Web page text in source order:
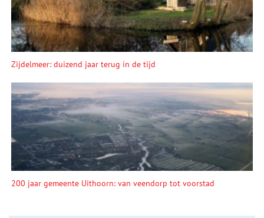
Zijdelmeer: duizend jaar terug in de tijd
200 jaar gemeente Uithoorn: van veendorp tot voorstad